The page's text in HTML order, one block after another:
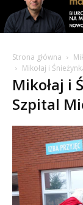
Strona główna
Mikołaj i
Mikołaj i
Szpital